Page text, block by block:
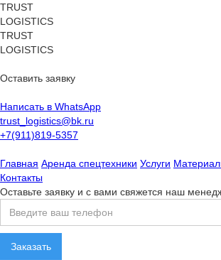
TRUST
LOGISTICS
TRUST
LOGISTICS
Оставить заявку
Написать в WhatsApp
trust_logistics@bk.ru
+7(911)819-5357
Главная Аренда спецтехники Услуги
Контакты
Оставьте заявку и с вами свяжется наш